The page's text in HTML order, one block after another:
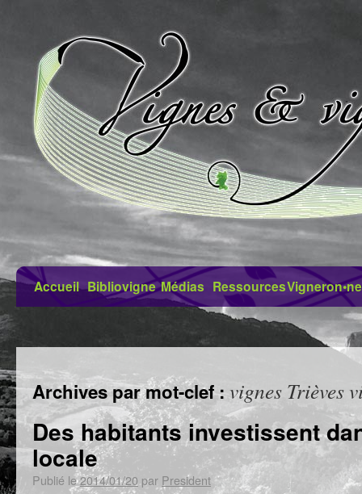
Accueil Bibliovigne Médias Ressources
Archives par mot-clef : vignes Trièves
Des habitants investissent
locale
Publié le2014/01/20 par President